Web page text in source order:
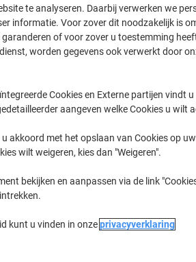
vandaag beschikbaar zijn. Het
en Potomac komen met een
te analyseren. Daarbij verwerken we
informatie. Voor zover dit noodzakelijk is
of voor zover u toestemming
worden gegevens ook verwerkt door
Cookies en Externe partijen vindt u
aangeven welke Cookies u wilt
akkoord met het opslaan van Cookies op
wilt weigeren, kies dan "Weigeren".
bekijken en aanpassen via de link
kunt u vinden in onzeprivacyverklaring